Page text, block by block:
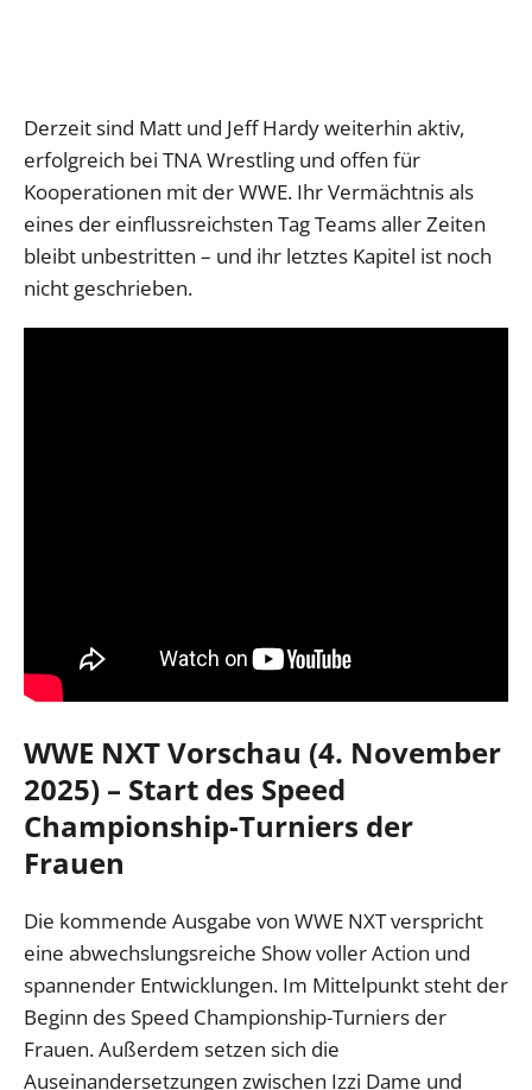
Derzeit sind Matt und Jeff Hardy weiterhin aktiv,
erfolgreich bei TNA Wrestling und offen für
Kooperationen mit der WWE. Ihr Vermächtnis als
eines der einflussreichsten Tag Teams aller Zeiten
bleibt unbestritten – und ihr letztes Kapitel ist noch
nicht geschrieben.
WWE NXT Vorschau (4. November
2025) – Start des Speed
Championship-Turniers der
Frauen
Die kommende Ausgabe von WWE NXT verspricht
eine abwechslungsreiche Show voller Action und
spannender Entwicklungen. Im Mittelpunkt steht der
Beginn des Speed Championship-Turniers der
Frauen. Außerdem setzen sich die
Auseinandersetzungen zwischen Izzi Dame und